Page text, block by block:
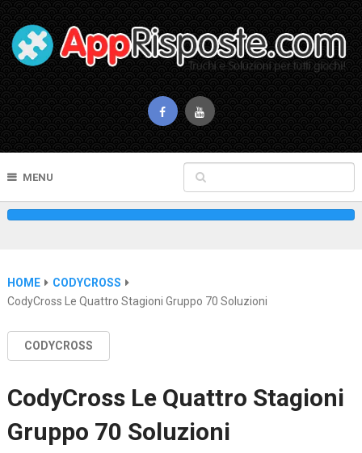
MENU
HOME
CODYCROSS
CodyCross Le Quattro Stagioni Gruppo 70 Soluzioni
CODYCROSS
CodyCross Le Quattro Stagioni
Gruppo 70 Soluzioni